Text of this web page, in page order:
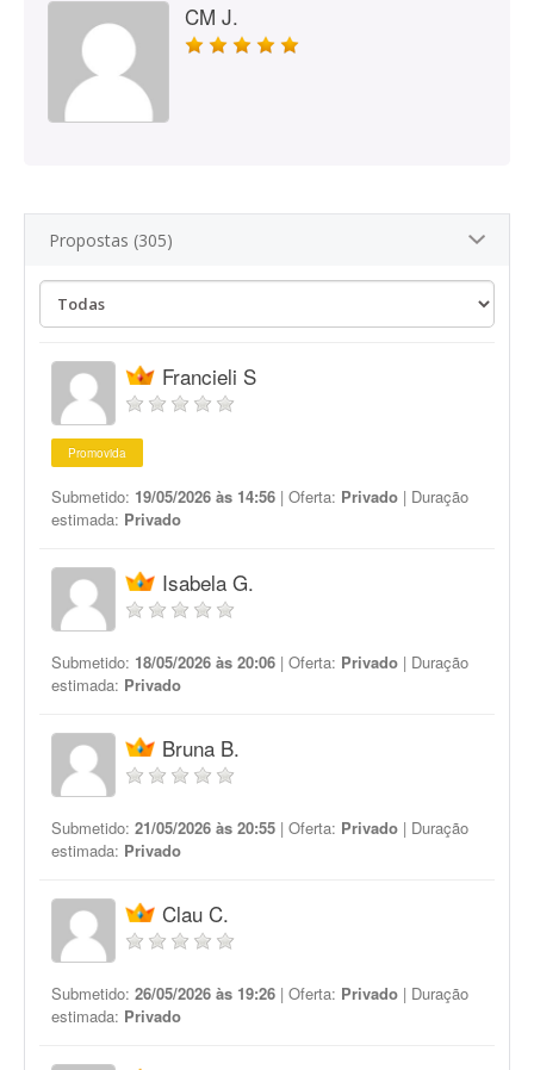
CM J.
Propostas (305)
Francieli S
Promovida
Submetido: 19/05/2026 às 14:56 | Oferta: Privado | Duração
estimada: Privado
Isabela G.
Submetido: 18/05/2026 às 20:06 | Oferta: Privado | Duração
estimada: Privado
Bruna B.
Submetido: 21/05/2026 às 20:55 | Oferta: Privado | Duração
estimada: Privado
Clau C.
Submetido: 26/05/2026 às 19:26 | Oferta: Privado | Duração
estimada: Privado